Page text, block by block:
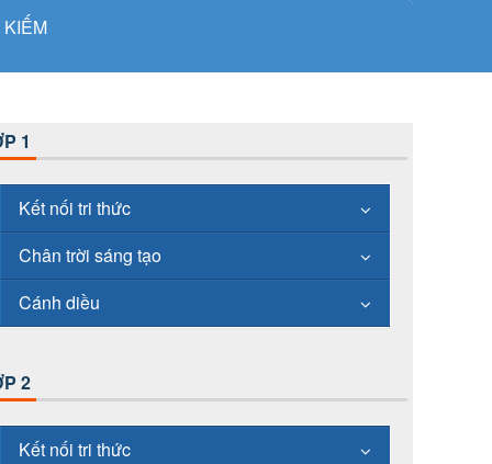
KIẾM
1
Kết nối tri thức
Chân trời sáng tạo
Cánh diều
2
Kết nối tri thức